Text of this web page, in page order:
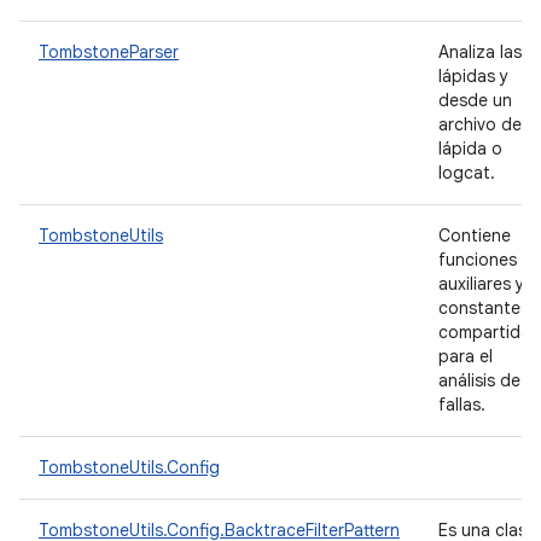
TombstoneParser
Analiza las
lápidas y
desde un
archivo de
lápida o
logcat.
TombstoneUtils
Contiene
funciones
auxiliares y
constantes
compartidas
para el
análisis de
fallas.
TombstoneUtils.Config
TombstoneUtils.Config.BacktraceFilterPattern Es una clase